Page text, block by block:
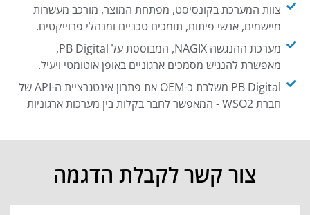
צוות המערכת בקונסיסט, מפתחת המוצר, מורכב מעשרות
מיישמים, אנשי פיתוח, תומכים טכניים ומנהלי פרוייקטים.
מערכת ההנגשה NAGIX, המבוססת על PB Digital,
מאפשרת להנגיש מסמכים ארגוניים באופן אוטומטי ויעיל.
PB Digital משלבת כ-OEM את פתרון אינטגרציית ה-API של
חברת WSO2 - המאפשר לחבר בקלות בין מערכות ארגוניות
צור קשר לקבלת הדגמה